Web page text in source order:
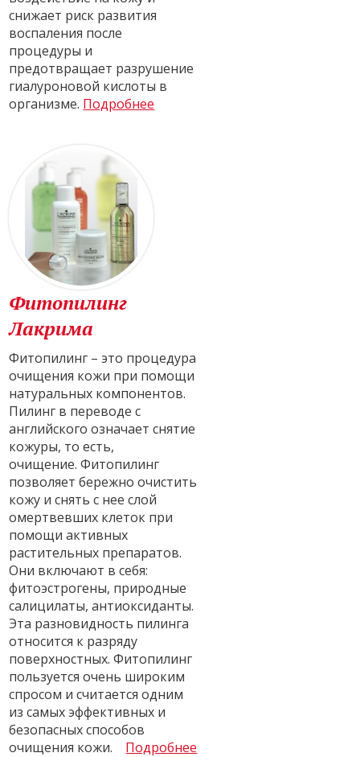
снижает риск развития
воспаления после
процедуры и
предотвращает разрушение
гиалуроновой кислоты в
организме. Подробнее
Фитопилинг
Лакрима
Фитопилинг – это процедура
очищения кожи при помощи
натуральных компонентов.
Пилинг в переводе с
английского означает снятие
кожуры, то есть,
очищение. Фитопилинг
позволяет бережно очистить
кожу и снять с нее слой
омертвевших клеток при
помощи активных
растительных препаратов.
Они включают в себя:
фитоэстрогены, природные
салицилаты, антиоксиданты.
Эта разновидность пилинга
относится к разряду
поверхностных. Фитопилинг
пользуется очень широким
спросом и считается одним
из самых эффективных и
безопасных способов
очищения кожи. Подробнее